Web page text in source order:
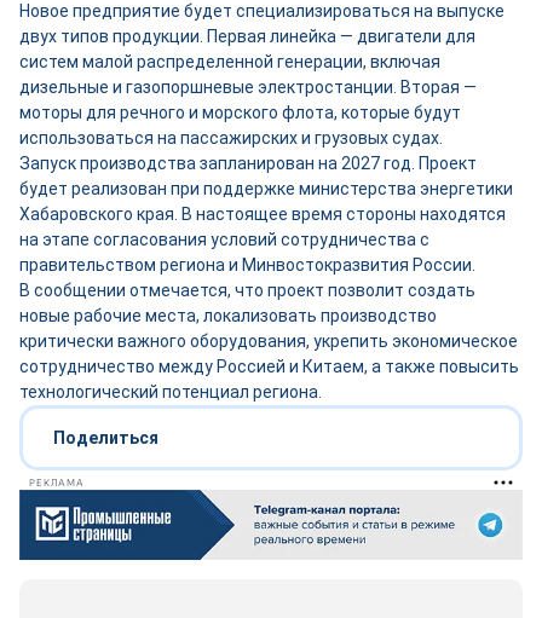
Новое предприятие будет специализироваться на выпуске
двух типов продукции. Первая линейка — двигатели для
систем малой распределенной генерации, включая
дизельные и газопоршневые электростанции. Вторая —
моторы для речного и морского флота, которые будут
использоваться на пассажирских и грузовых судах.
Запуск производства запланирован на 2027 год. Проект
будет реализован при поддержке министерства энергетики
Хабаровского края. В настоящее время стороны находятся
на этапе согласования условий сотрудничества с
правительством региона и Минвостокразвития России.
В сообщении отмечается, что проект позволит создать
новые рабочие места, локализовать производство
критически важного оборудования, укрепить экономическое
сотрудничество между Россией и Китаем, а также повысить
технологический потенциал региона.
Поделиться
РЕКЛАМА